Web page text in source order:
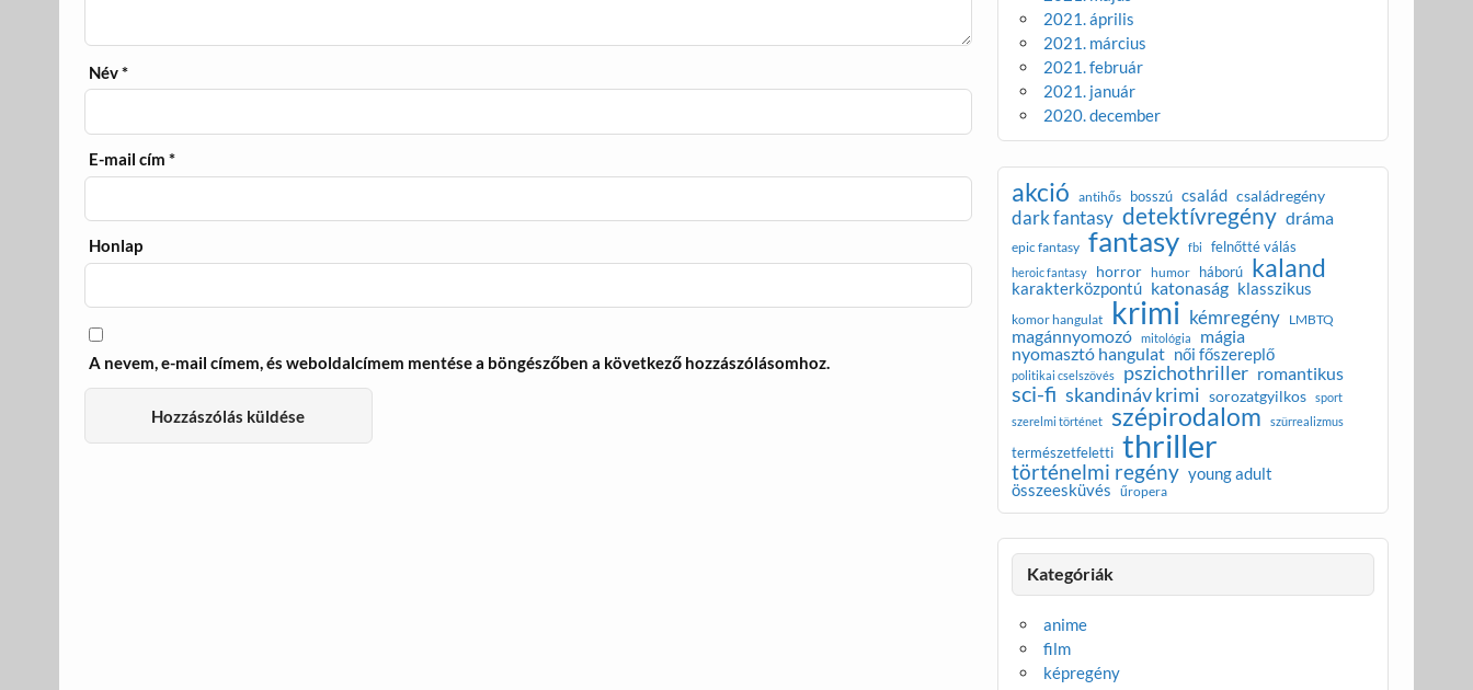
Név*
E-mail cím*
Honlap
A nevem, e-mail címem, és weboldalcímem mentése a böngészőben a következő hozzászólásomhoz.
2021. április
2021. március
2021. február
2021. január
2020. december
akció antihős bosszú család családregény
dark fantasy detektívregény dráma
epic fantasy fantasy fbi felnőtté válás
heroic fantasy horror humor háború kaland
karakterközpontú katonaság klasszikus
komor hangulat krimi kémregény LMBTQ
magánnyomozó mitológia mágia
nyomasztó hangulat női főszereplő
politikai cselszövés pszichothriller romantikus
sci-fi skandináv krimi sorozatgyilkos
sport
szerelmi történet
szépirodalom szürrealizmus
természetfeletti thriller
történelmi regény young adult
összeesküvés
űropera
Kategóriák
anime
film
képregény